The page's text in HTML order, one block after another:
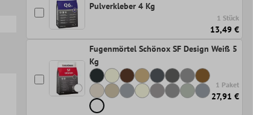
Pulverkleber 4 Kg
1 Stück
13,49 €
Fugenmörtel Schönox SF Design Weiß 5
Kg
1 Paket
27,91 €